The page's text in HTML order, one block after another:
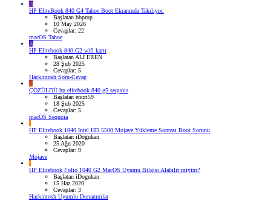
B
HP EliteBook 840 G4 Tahoe Boot Ekranında Takılıyor.
Başlatan bbprop
10 May 2026
Cevaplar: 22
macOS Tahoe
A
HP Elitebook 840 G2 wifi kartı
Başlatan ALI EREN
28 Şub 2025
Cevaplar: 5
Hackintosh Soru-Cevap
E
ÇÖZÜLDÜ hp elitebook 840 g5 sequoia
Başlatan enuri59
18 Şub 2025
Cevaplar: 5
macOS Sequoia
I
HP Elitebook 1040 Intel HD 5500 Mojave Yükleme Sonrası Boot Sorunu
Başlatan iDogukan
25 Ağu 2020
Cevaplar: 9
Mojave
I
HP Elitebook Folio 1040 G2 MacOS Uyumu Bilgisi Alabilir miyim?
Başlatan iDogukan
15 Haz 2020
Cevaplar: 3
Hackintosh Uyumlu Donanımlar